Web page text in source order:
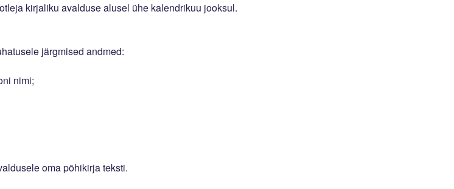
kirjaliku avalduse alusel ühe kalendrikuu jooksul.
järgmised andmed:
nimi;
oma põhikirja teksti.